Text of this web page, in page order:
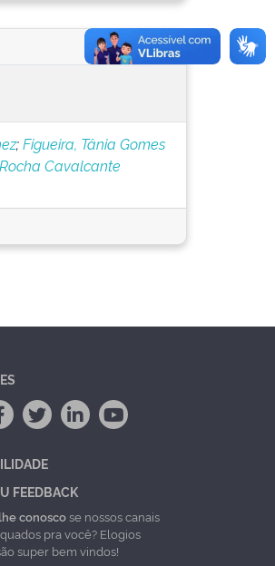
;Figueira, Tânia Gomes
Cavalcante
FEEDBACK
conosco se nossos canais
pra você? Elogios
super bem vindos!